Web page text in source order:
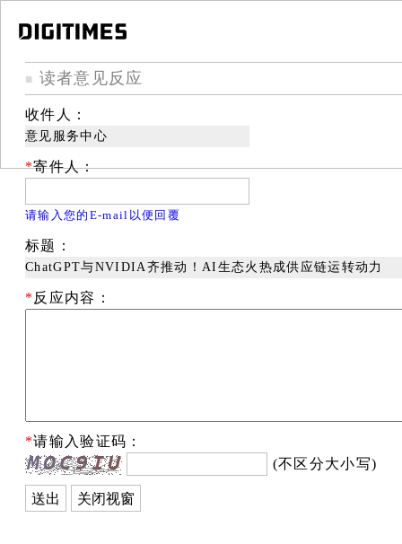
■ 读者意见反应
收件人：
意见服务中心
*寄件人：
请输入您的E-mail以便回覆
标题：
ChatGPT与NVIDIA齐推动！AI生态火热成供应链运转动力
* 反应内容：
*请输入验证码：
(不区分大小写)